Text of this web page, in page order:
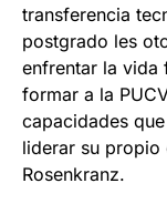
transferencia
postgrado les
enfrentar la vida
formar a la
capacidades
liderar su propio
Rosenkranz.